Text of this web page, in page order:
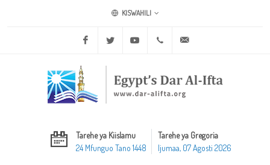
KISWAHILI
Facebook Twitter Youtube +20 2 25970400
Tarehe ya Kiislamu
24 Mfunguo Tano 1448
Tarehe ya Gregoria
Ijumaa, 07 Agosti 2026